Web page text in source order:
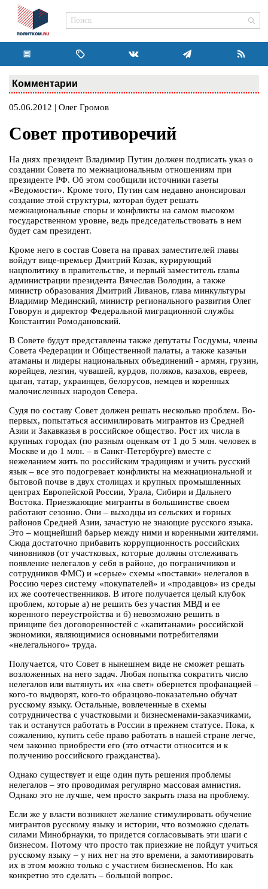
Комментарии
05.06.2012 | Олег Громов
Совет противоречий
На днях президент Владимир Путин должен подписать указ о
создании Совета по межнациональным отношениям при
президенте РФ. Об этом сообщили источники газеты
«Ведомости». Кроме того, Путин сам недавно анонсировал
создание этой структуры, которая будет решать
межнациональные споры и конфликты на самом высоком
государственном уровне, ведь председательствовать в нем
будет сам президент.
Кроме него в состав Совета на правах заместителей главы
войдут вице-премьер Дмитрий Козак, курирующий
нацполитику в правительстве, и первый заместитель главы
администрации президента Вячеслав Володин, а также
министр образования Дмитрий Ливанов, глава минкультуры
Владимир Мединский, министр регионального развития Олег
Говорун и директор Федеральной миграционной службы
Константин Ромодановский.
В Совете будут представлены также депутаты Госдумы, члены
Совета Федерации и Общественной палаты, а также казачьи
атаманы и лидеры национальных объединений - армян, грузин,
корейцев, лезгин, чувашей, курдов, поляков, казахов, евреев,
цыган, татар, украинцев, белорусов, немцев и коренных
малочисленных народов Севера.
Судя по составу Совет должен решать несколько проблем. Во-
первых, попытаться ассимилировать мигрантов из Средней
Азии и Закавказья в российское общество. Рост их числа в
крупных городах (по разным оценкам от 1 до 5 млн. человек в
Москве и до 1 млн. – в Санкт-Петербурге) вместе с
нежеланием жить по российским традициям и учить русский
язык – все это подогревает конфликты на межнациональной и
бытовой почве в двух столицах и крупных промышленных
центрах Европейской России, Урала, Сибири и Дальнего
Востока. Приезжающие мигранты в большинстве своем
работают сезонно. Они – выходцы из сельских и горных
районов Средней Азии, зачастую не знающие русского языка.
Это – мощнейший барьер между ними и коренными жителями.
Сюда достаточно прибавить коррупционность российских
чиновников (от участковых, которые должны отслеживать
появление нелегалов у себя в районе, до пограничников и
сотрудников ФМС) и «серые» схемы «поставки» нелегалов в
Россию через систему «покупателей» и «продавцов» из среды
их же соотечественников. В итоге получается целый клубок
проблем, которые а) не решить без участия МВД и ее
коренного переустройства и б) невозможно решить в
принципе без договоренностей с «капитанами» российской
экономики, являющимися основными потребителями
«нелегального» труда.
Получается, что Совет в нынешнем виде не сможет решать
возложенных на него задач. Любая попытка сократить число
нелегалов или вытянуть их «на свет» обернется профанацией –
кого-то выдворят, кого-то образцово-показательно обучат
русскому языку. Остальные, вовлеченные в схемы
сотрудничества с участковыми и бизнесменами-заказчиками,
так и останутся работать в России в прежнем статусе. Пока, к
сожалению, купить себе право работать в нашей стране легче,
чем законно приобрести его (это отчасти относится и к
получению российского гражданства).
Однако существует и еще один путь решения проблемы
нелегалов – это проводимая регулярно массовая амнистия.
Однако это не лучше, чем просто закрыть глаза на проблему.
Если же у власти возникнет желание стимулировать обучение
мигрантов русскому языку и истории, что возможно сделать
силами Минобрнауки, то придется согласовывать эти шаги с
бизнесом. Потому что просто так приезжие не пойдут учиться
русскому языку – у них нет на это времени, а замотивировать
их в этом можно только с участием бизнесменов. Но как
конкретно это сделать – большой вопрос.